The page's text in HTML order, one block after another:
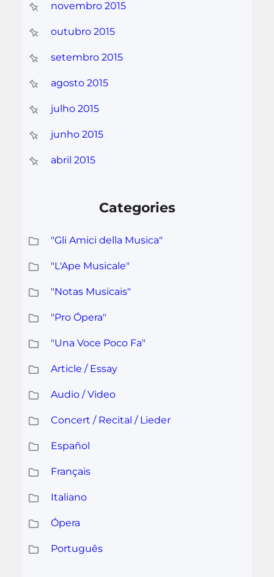
novembro 2015
outubro 2015
setembro 2015
agosto 2015
julho 2015
junho 2015
abril 2015
Categories
"Gli Amici della Musica"
"L'Ape Musicale"
"Notas Musicais"
"Pro Ópera"
"Una Voce Poco Fa"
Article / Essay
Audio / Video
Concert / Recital / Lieder
Español
Français
Italiano
Ópera
Português